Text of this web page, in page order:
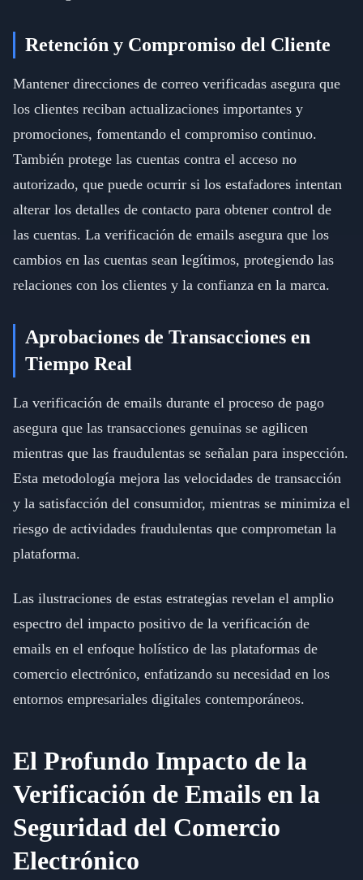
Retención y Compromiso del Cliente
Mantener direcciones de correo verificadas asegura que
los clientes reciban actualizaciones importantes y
promociones, fomentando el compromiso continuo.
También protege las cuentas contra el acceso no
autorizado, que puede ocurrir si los estafadores intentan
alterar los detalles de contacto para obtener control de
las cuentas. La verificación de emails asegura que los
cambios en las cuentas sean legítimos, protegiendo las
relaciones con los clientes y la confianza en la marca.
Aprobaciones de Transacciones en
Tiempo Real
La verificación de emails durante el proceso de pago
asegura que las transacciones genuinas se agilicen
mientras que las fraudulentas se señalan para inspección.
Esta metodología mejora las velocidades de transacción
y la satisfacción del consumidor, mientras se minimiza el
riesgo de actividades fraudulentas que comprometan la
plataforma.
Las ilustraciones de estas estrategias revelan el amplio
espectro del impacto positivo de la verificación de
emails en el enfoque holístico de las plataformas de
comercio electrónico, enfatizando su necesidad en los
entornos empresariales digitales contemporáneos.
El Profundo Impacto de la
Verificación de Emails en la
Seguridad del Comercio
Electrónico